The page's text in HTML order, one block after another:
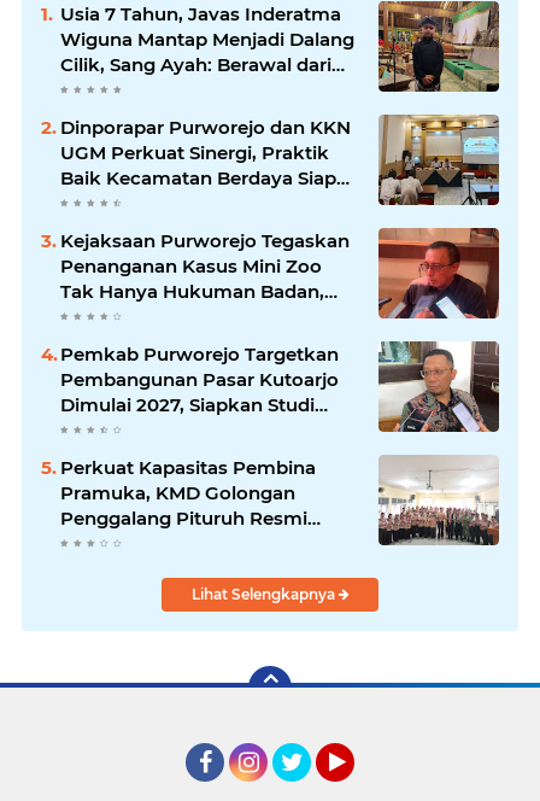
Usia 7 Tahun, Javas Inderatma
Wiguna Mantap Menjadi Dalang
Cilik, Sang Ayah: Berawal dari
Menonton Wayang di YouTube
Dinporapar Purworejo dan KKN
UGM Perkuat Sinergi, Praktik
Baik Kecamatan Berdaya Siap
Direplikasi
Kejaksaan Purworejo Tegaskan
Penanganan Kasus Mini Zoo
Tak Hanya Hukuman Badan,
Fokus Utama Pemulihan
Kerugian Negara Rp6,5 Miliar
Pemkab Purworejo Targetkan
Pembangunan Pasar Kutoarjo
Dimulai 2027, Siapkan Studi
Kelayakan hingga DED
Perkuat Kapasitas Pembina
Pramuka, KMD Golongan
Penggalang Pituruh Resmi
Dimulai
Lihat Selengkapnya